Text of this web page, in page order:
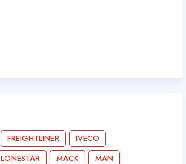
FREIGHTLINER
IVECO
LONESTAR MACK
MAN